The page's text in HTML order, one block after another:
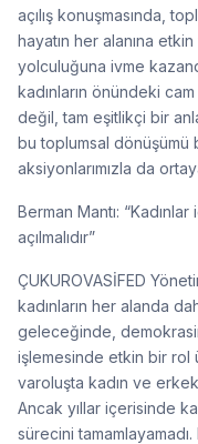
açılış konuşmasında,
hayatın her alanına etkin
yolculuğuna ivme
kadınların önündeki cam
değil, tam eşitlikçi bir
bu toplumsal
aksiyonlarımızla da
Berman Mantı:
açılmalıdır”
ÇUKUROVASİFED
kadınların her alanda
geleceğinde,
işlemesinde etkin bir rol
varoluşta kadın ve
Ancak yıllar içerisinde
sürecini